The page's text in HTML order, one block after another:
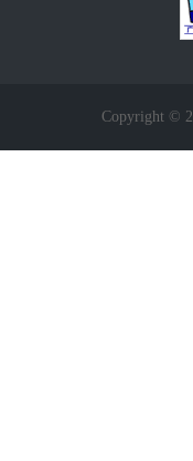
Copyright ©